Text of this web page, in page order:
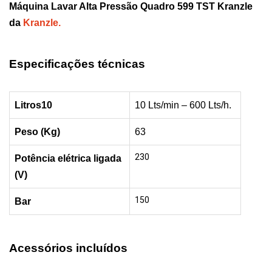
Máquina Lavar Alta Pressão Quadro 599 TST Kranzle
da Kranzle.
Especificações técnicas
Litros10 10 Lts/min – 600 Lts/h.
Peso (Kg) 63
Potência elétrica ligada
(V)
230
Bar 150
Acessórios incluídos